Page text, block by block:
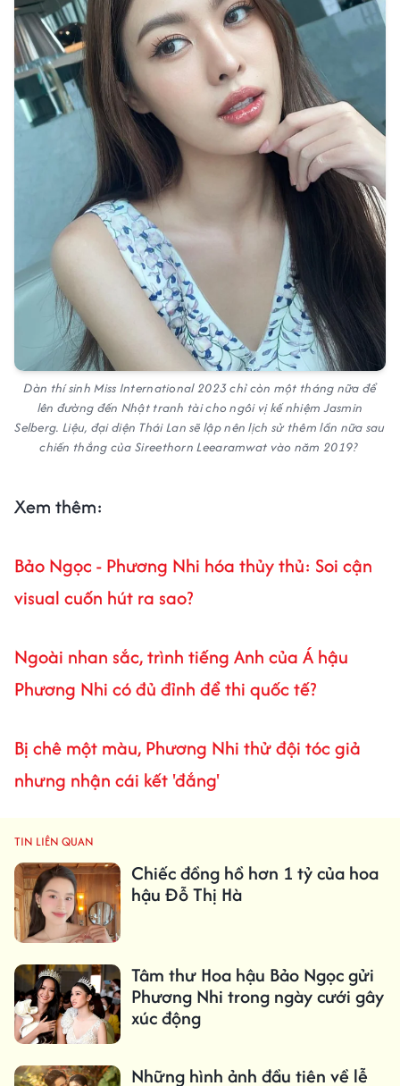
Dàn thí sinh Miss International 2023 chỉ còn một tháng nữa để
lên đường đến Nhật tranh tài cho ngôi vị kế nhiệm Jasmin
Selberg. Liệu, đại diện Thái Lan sẽ lập nên lịch sử thêm lần nữa sau
chiến thắng của Sireethorn Leearamwat vào năm 2019?
Xem thêm:
Bảo Ngọc - Phương Nhi hóa thủy thủ: Soi cận
visual cuốn hút ra sao?
Ngoài nhan sắc, trình tiếng Anh của Á hậu
Phương Nhi có đủ đỉnh để thi quốc tế?
Bị chê một màu, Phương Nhi thử đội tóc giả
nhưng nhận cái kết 'đắng'
TIN LIÊN QUAN
Chiếc đồng hồ hơn 1 tỷ của hoa
hậu Đỗ Thị Hà
Tâm thư Hoa hậu Bảo Ngọc gửi
Phương Nhi trong ngày cưới gây
xúc động
Những hình ảnh đầu tiên về lễ